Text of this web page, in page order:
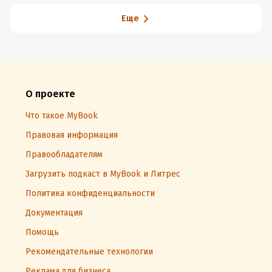
Еще
О проекте
Что такое MyBook
Правовая информация
Правообладателям
Загрузить подкаст в MyBook и Литрес
Политика конфиденциальности
Документация
Помощь
Рекомендательные технологии